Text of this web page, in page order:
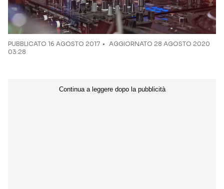
PUBBLICATO 16 AGOSTO 2017
AGGIORNATO 28 AGOSTO 2020
03:28